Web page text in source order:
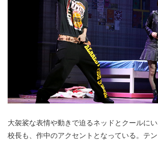
大袈裟な表情や動きで迫るネッドとクールに
校長も、作中のアクセントとなっている。テ